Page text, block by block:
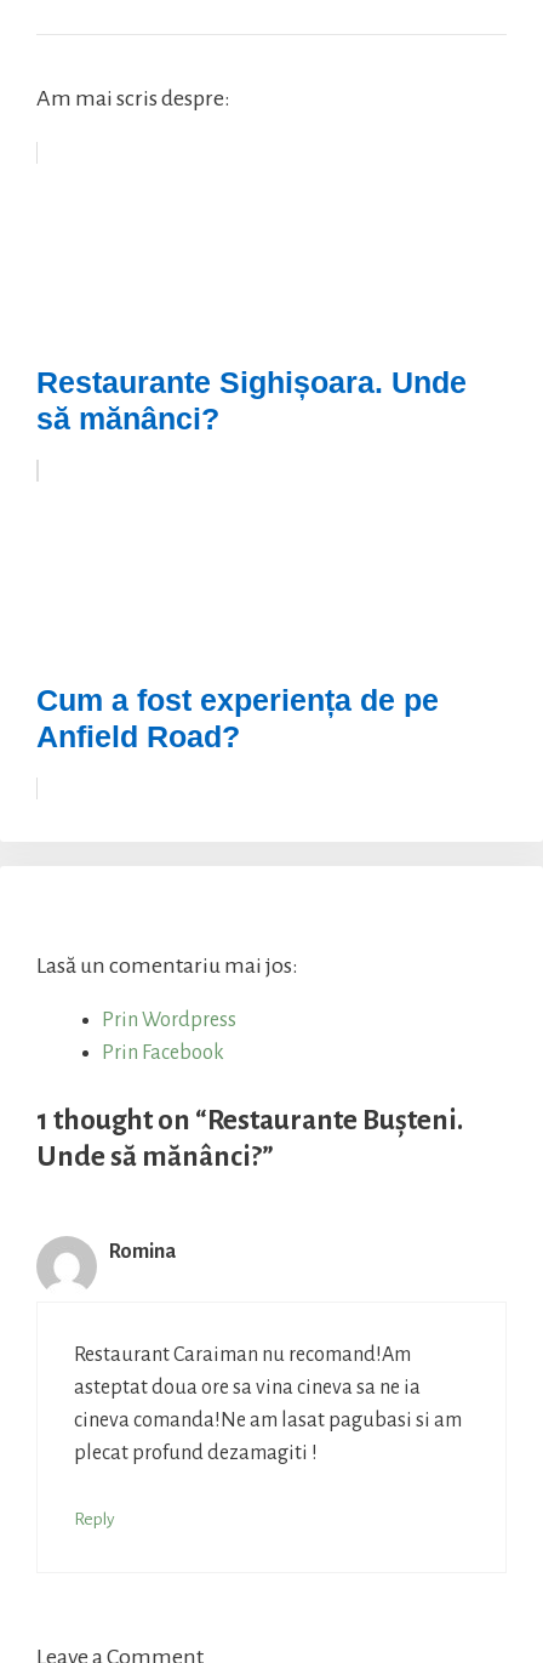
Am mai scris despre:
Restaurante Sighișoara. Unde
să mănânci?
Cum a fost experiența de pe
Anfield Road?
Lasă un comentariu mai jos:
Prin Wordpress
Prin Facebook
1 thought on “Restaurante Bușteni.
Unde să mănânci?”
Romina
Restaurant Caraiman nu recomand!Am
asteptat doua ore sa vina cineva sa ne ia
cineva comanda!Ne am lasat pagubasi si am
plecat profund dezamagiti !
Reply
Leave a Comment